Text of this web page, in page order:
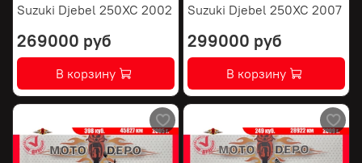
Suzuki Djebel 250XC 2002
269000 руб
В корзину
Suzuki Djebel 250XC 2007
299000 руб
В корзину